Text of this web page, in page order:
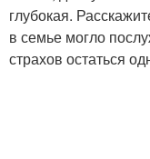
глубокая.
в семье могло
страхов остаться